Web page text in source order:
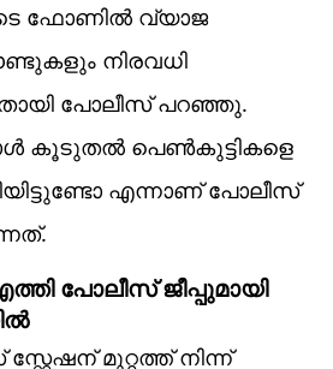
ഫോണിൽ വ്യാജ
നിരവധി
പോലീസ് പറഞ്ഞു.
കൂടുതൽ പെൺകുട്ടികളെ
എന്നാണ് പോലീസ്
പോലീസ് ജീപ്പുമായി
മുറ്റത്ത് നിന്ന്